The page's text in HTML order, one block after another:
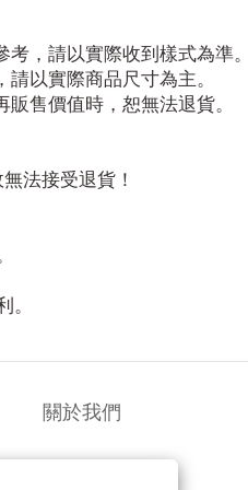
，請以實際收到樣式為準。
請以實際商品尺寸為主。
售價值時，恕無法退貨。
法接受退貨！
。
關於我們